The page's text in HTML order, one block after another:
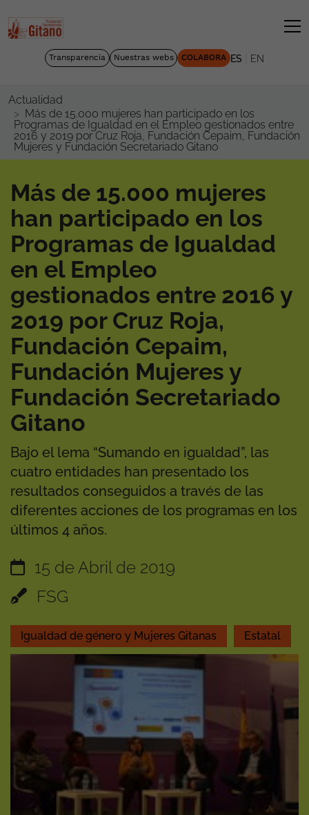
Transparencia Nuestras webs COLABORA ES EN
Actualidad
Más de 15.000 mujeres han participado en los
Programas de Igualdad en el Empleo gestionados entre
2016 y 2019 por Cruz Roja, Fundación Cepaim, Fundación
Mujeres y Fundación Secretariado Gitano
Más de 15.000 mujeres
han participado en los
Programas de Igualdad
en el Empleo
gestionados entre 2016 y
2019 por Cruz Roja,
Fundación Cepaim,
Fundación Mujeres y
Fundación Secretariado
Gitano
Bajo el lema “Sumando en igualdad”, las
cuatro entidades han presentado los
resultados conseguidos a través de las
diferentes acciones de los programas en los
últimos 4 años.
15 de Abril de 2019
FSG
Igualdad de género y Mujeres Gitanas Estatal